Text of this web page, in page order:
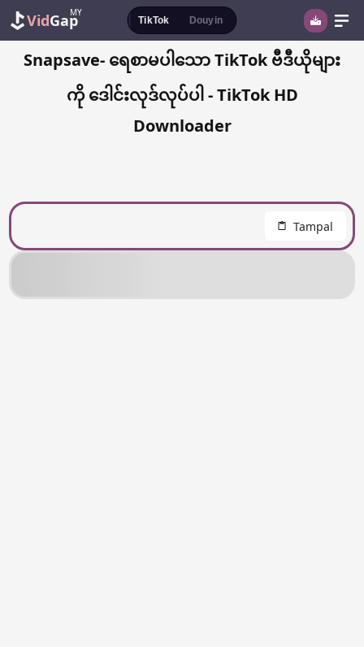
TikTok Douyin
VidGapMY
Snapsave- ရေစာမပါသော TikTok ဗီဒီယိုများ
ကို ဒေါင်းလုဒ်လုပ်ပါ - TikTok HD
Downloader
Tampal